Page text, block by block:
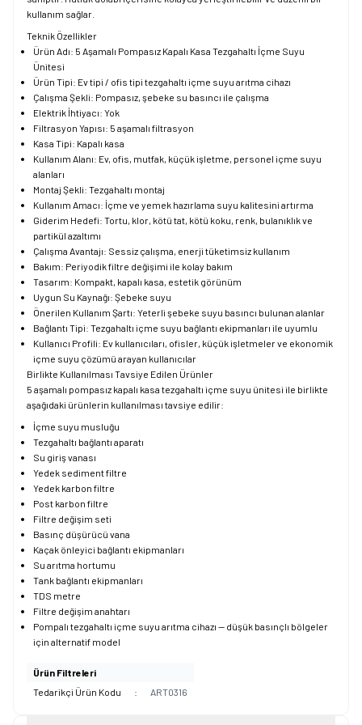
kullanım sağlar.
Teknik Özellikler
Ürün Adı: 5 Aşamalı Pompasız Kapalı Kasa Tezgahaltı İçme Suyu
Ünitesi
Ürün Tipi: Ev tipi / ofis tipi tezgahaltı içme suyu arıtma cihazı
Çalışma Şekli: Pompasız, şebeke su basıncı ile çalışma
Elektrik İhtiyacı: Yok
Filtrasyon Yapısı: 5 aşamalı filtrasyon
Kasa Tipi: Kapalı kasa
Kullanım Alanı: Ev, ofis, mutfak, küçük işletme, personel içme suyu
alanları
Montaj Şekli: Tezgahaltı montaj
Kullanım Amacı: İçme ve yemek hazırlama suyu kalitesini artırma
Giderim Hedefi: Tortu, klor, kötü tat, kötü koku, renk, bulanıklık ve
partikül azaltımı
Çalışma Avantajı: Sessiz çalışma, enerji tüketimsiz kullanım
Bakım: Periyodik filtre değişimi ile kolay bakım
Tasarım: Kompakt, kapalı kasa, estetik görünüm
Uygun Su Kaynağı: Şebeke suyu
Önerilen Kullanım Şartı: Yeterli şebeke suyu basıncı bulunan alanlar
Bağlantı Tipi: Tezgahaltı içme suyu bağlantı ekipmanları ile uyumlu
Kullanıcı Profili: Ev kullanıcıları, ofisler, küçük işletmeler ve ekonomik
içme suyu çözümü arayan kullanıcılar
Birlikte Kullanılması Tavsiye Edilen Ürünler
5 aşamalı pompasız kapalı kasa tezgahaltı içme suyu ünitesi ile birlikte
aşağıdaki ürünlerin kullanılması tavsiye edilir:
İçme suyu musluğu
Tezgahaltı bağlantı aparatı
Su giriş vanası
Yedek sediment filtre
Yedek karbon filtre
Post karbon filtre
Filtre değişim seti
Basınç düşürücü vana
Kaçak önleyici bağlantı ekipmanları
Su arıtma hortumu
Tank bağlantı ekipmanları
TDS metre
Filtre değişim anahtarı
Pompalı tezgahaltı içme suyu arıtma cihazı — düşük basınçlı bölgeler
için alternatif model
Ürün Filtreleri
Tedarikçi Ürün Kodu
: ART0316